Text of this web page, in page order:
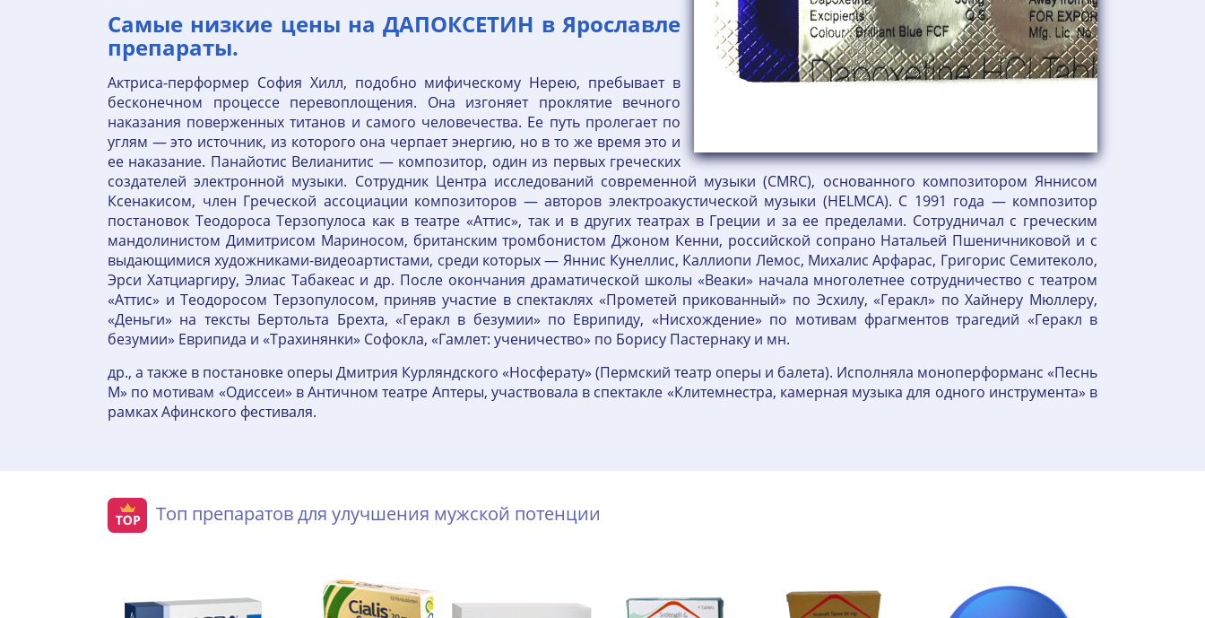
Самые низкие цены на ДАПОКСЕТИН в Ярославле
препараты.
Актриса-перформер София Хилл, подобно мифическому Нерею, пребывает в
бесконечном процессе перевоплощения. Она изгоняет проклятие вечного
наказания поверженных титанов и самого человечества. Ее путь пролегает по
углям — это источник, из которого она черпает энергию, но в то же время это и
ее наказание. Панайотис Велианитис — композитор, один из первых греческих
создателей электронной музыки. Сотрудник Центра исследований современной музыки (CMRC), основанного композитором Яннисом
Ксенакисом, член Греческой ассоциации композиторов — авторов электроакустической музыки (HELMCA). С 1991 года — композитор
постановок Теодороса Терзопулоса как в театре «Аттис», так и в других театрах в Греции и за ее пределами. Сотрудничал с греческим
мандолинистом Димитрисом Мариносом, британским тромбонистом Джоном Кенни, российской сопрано Натальей Пшеничниковой и с
выдающимися художниками-видеоартистами, среди которых — Яннис Кунеллис, Каллиопи Лемос, Михалис Арфарас, Григорис Семитеколо,
Эрси Хатциаргиру, Элиас Табакеас и др. После окончания драматической школы «Веаки» начала многолетнее сотрудничество с театром
«Аттис» и Теодоросом Терзопулосом, приняв участие в спектаклях «Прометей прикованный» по Эсхилу, «Геракл» по Хайнеру Мюллеру,
«Деньги» на тексты Бертольта Брехта, «Геракл в безумии» по Еврипиду, «Нисхождение» по мотивам фрагментов трагедий «Геракл в
безумии» Еврипида и «Трахинянки» Софокла, «Гамлет: ученичество» по Борису Пастернаку и мн.
др., а также в постановке оперы Дмитрия Курляндского «Носферату» (Пермский театр оперы и балета). Исполняла моноперформанс «Песнь
М» по мотивам «Одиссеи» в Античном театре Аптеры, участвовала в спектакле «Клитемнестра, камерная музыка для одного инструмента» в
рамках Афинского фестиваля.
Топ препаратов для улучшения мужской потенции